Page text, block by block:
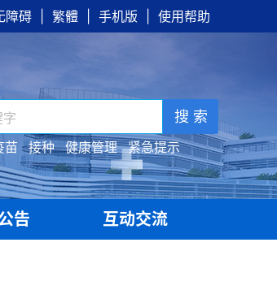
障碍 繁體 手机版 使用帮助
搜 索
苗 接种 健康管理 紧急提示
告 互动交流